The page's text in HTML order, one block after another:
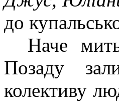
до
Наче
Позаду
колективу